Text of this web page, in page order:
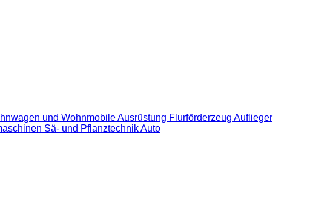
und WohnmobileAusrüstung Flurförderzeug Auflieger
Sä- und PflanztechnikAuto